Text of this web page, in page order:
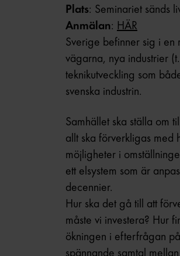
Plats: Seminariet sänds
Anmälan: HÄR
Sverige befinner sig i en
vägarna, nya industrier
teknikutveckling som
svenska industrin.
Samhället ska ställa om
allt ska förverkligas med
möjligheter i
ett elsystem som är
decennier.
Hur ska det gå till att
måste vi investera? Hur
ökningen i efterfrågan
spännande samtal